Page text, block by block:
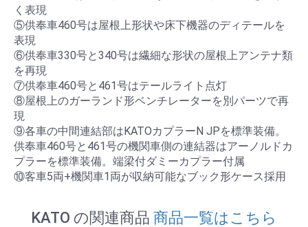
く表現
⑤供奉車460号は屋根上形状や床下機器のディテールを
表現
⑥供奉車330号と340号は繊細な形状の屋根上アンテナ類
を再現
⑦供奉車460号と461号はテールライト点灯
⑧屋根上のガーランド形ベンチレーターを別パーツで再
現
⑨各車の中間連結部はKATOカプラーN JPを標準装備。
供奉車460号と461号の機関車側の連結器はアーノルドカ
プラーを標準装備。端梁付ダミーカプラー付属
⑩客車5両+機関車1両が収納可能なブック形ケース採用
KATO の関連商品 商品一覧はこちら